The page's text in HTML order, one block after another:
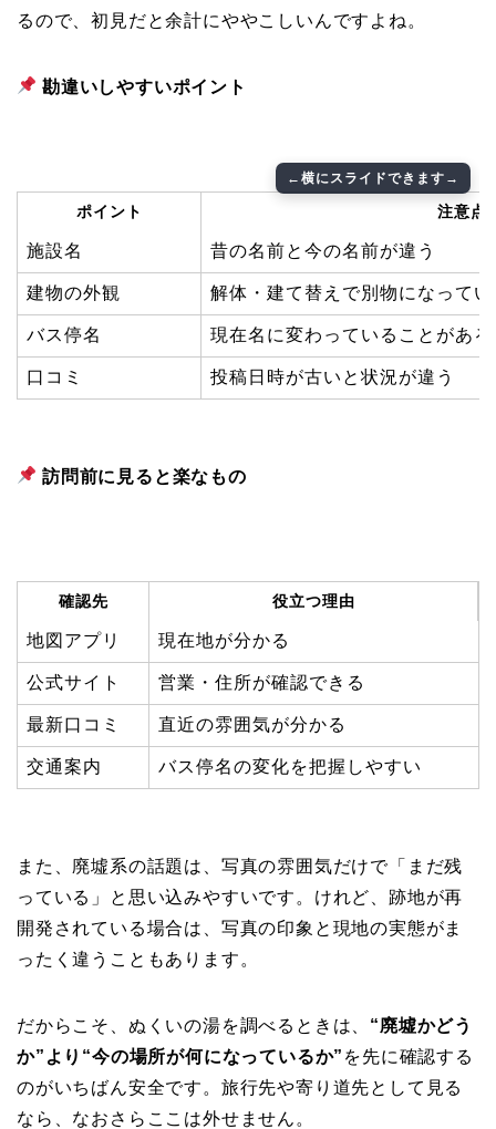
るので、初見だと余計にややこしいんですよね。
勘違いしやすいポイント
ポイント 注意点
施設名 昔の名前と今の名前が違う
建物の外観 解体・建て替えで別物になってい
バス停名 現在名に変わっていることがある
口コミ 投稿日時が古いと状況が違う
訪問前に見ると楽なもの
確認先 役立つ理由
地図アプリ 現在地が分かる
公式サイト 営業・住所が確認できる
最新口コミ 直近の雰囲気が分かる
交通案内 バス停名の変化を把握しやすい
また、廃墟系の話題は、写真の雰囲気だけで「まだ残
っている」と思い込みやすいです。けれど、跡地が再
開発されている場合は、写真の印象と現地の実態がま
ったく違うこともあります。
だからこそ、ぬくいの湯を調べるときは、 “廃墟かどう
か”より“今の場所が何になっているか” を先に確認する
のがいちばん安全です。旅行先や寄り道先として見る
なら、なおさらここは外せません。